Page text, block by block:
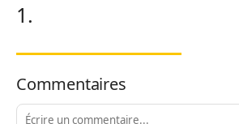
1.
Commentaires